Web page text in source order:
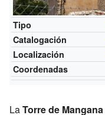
Tipo
Catalogación
Localización
Coordenadas
LaTorre de Mangana